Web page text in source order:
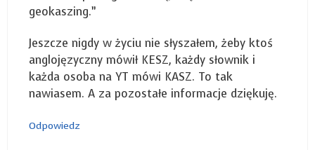
geokaszing.”
Jeszcze nigdy w życiu nie słyszałem, żeby ktoś
anglojęzyczny mówił KESZ, każdy słownik i
każda osoba na YT mówi KASZ. To tak
nawiasem. A za pozostałe informacje dziękuję.
Odpowiedz